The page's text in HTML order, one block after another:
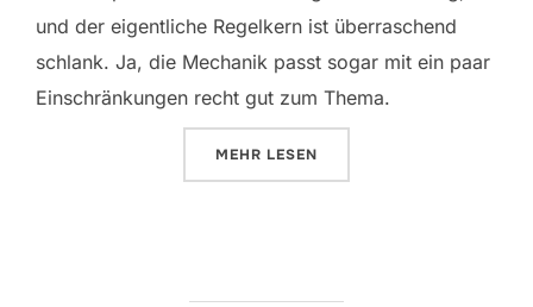
und der eigentliche Regelkern ist überraschend
schlank. Ja, die Mechanik passt sogar mit ein paar
Einschränkungen recht gut zum Thema.
MEHR ÜBER „VITICULTURE“
LESEN